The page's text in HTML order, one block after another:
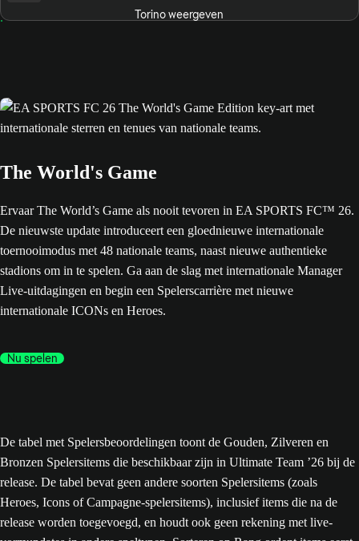
Torino weergeven
The World's Game
Ervaar The World’s Game als nooit tevoren in EA SPORTS FC™ 26.
De nieuwste update introduceert een gloednieuwe internationale
toernooimodus met 48 nationale teams, naast nieuwe authentieke
stadions om in te spelen. Ga aan de slag met internationale Manager
Live-uitdagingen en begin een Spelerscarrière met nieuwe
internationale ICONs en Heroes.
Nu spelen
De tabel met Spelersbeoordelingen toont de Gouden, Zilveren en
Bronzen Spelersitems die beschikbaar zijn in Ultimate Team ’26 bij de
release. De tabel bevat geen andere soorten Spelersitems (zoals
Heroes, Icons of Campagne-spelersitems), inclusief items die na de
release worden toegevoegd, en houdt ook geen rekening met live-